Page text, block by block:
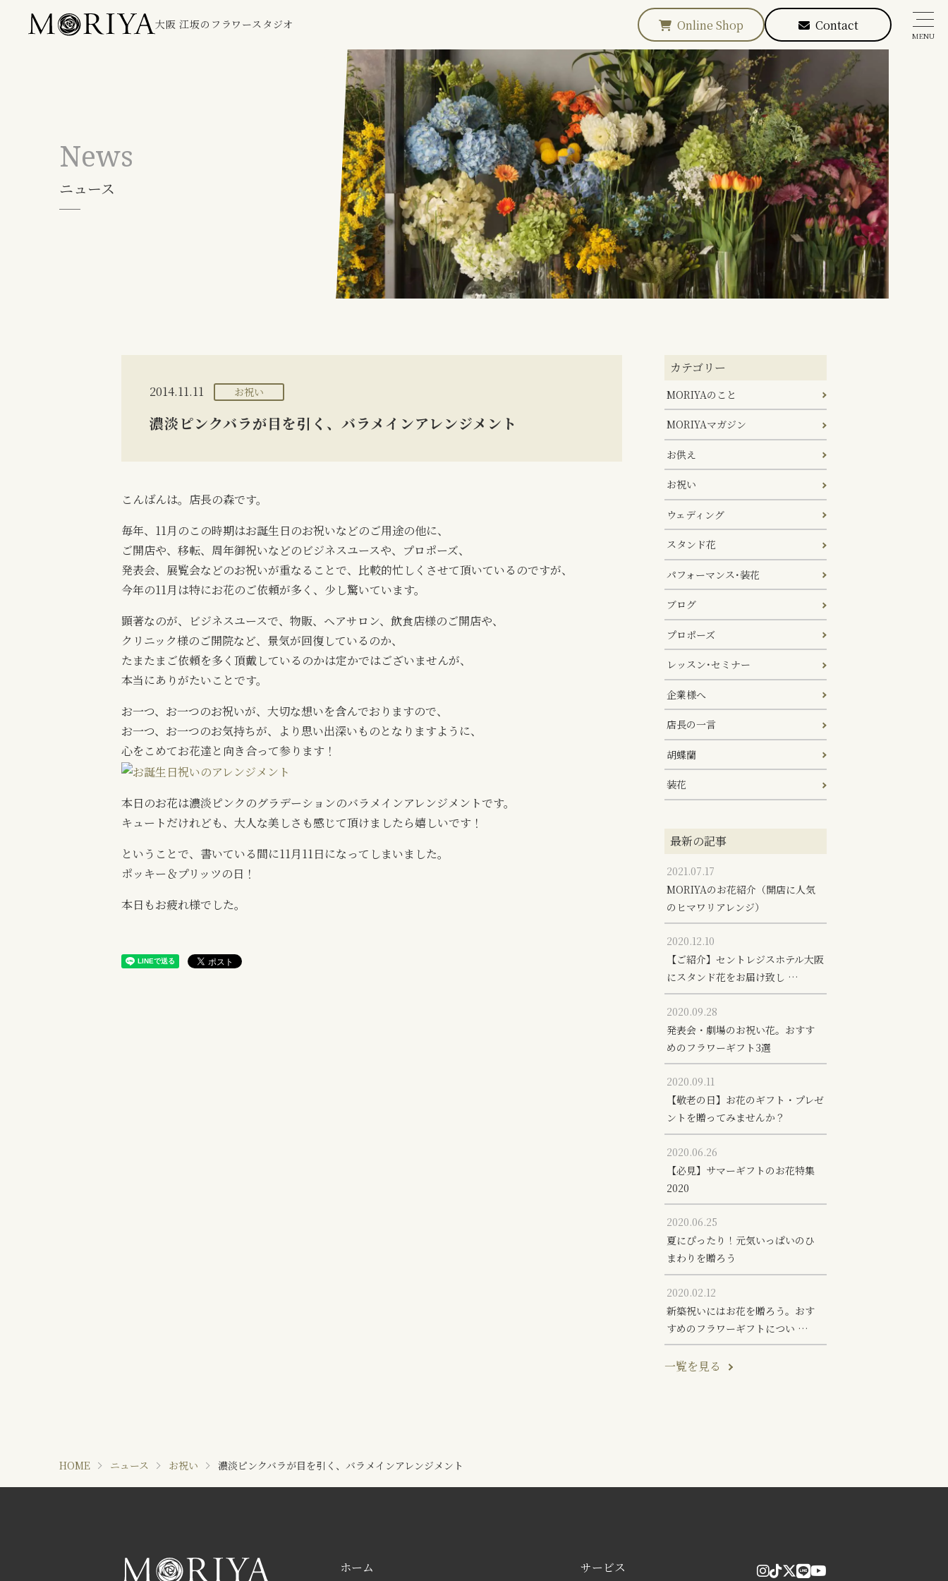
大阪 江坂のフラワースタジオ Online Shop Contact
MENU
News
ニュース
2014.11.11 お祝い
濃淡ピンクバラが目を引く、バラメインアレンジメント
こんばんは。店長の森です。
毎年、11月のこの時期はお誕生日のお祝いなどのご用途の他に、
ご開店や、移転、周年御祝いなどのビジネスユースや、プロポーズ、
発表会、展覧会などのお祝いが重なることで、比較的忙しくさせて頂いているのですが、
今年の11月は特にお花のご依頼が多く、少し驚いています。
顕著なのが、ビジネスユースで、物販、ヘアサロン、飲食店様のご開店や、
クリニック様のご開院など、景気が回復しているのか、
たまたまご依頼を多く頂戴しているのかは定かではございませんが、
本当にありがたいことです。
お一つ、お一つのお祝いが、大切な想いを含んでおりますので、
お一つ、お一つのお気持ちが、より思い出深いものとなりますように、
心をこめてお花達と向き合って参ります！
本日のお花は濃淡ピンクのグラデーションのバラメインアレンジメントです。
キュートだけれども、大人な美しさも感じて頂けましたら嬉しいです！
ということで、書いている間に11月11日になってしまいました。
ポッキー＆プリッツの日！
本日もお疲れ様でした。
カテゴリー
MORIYAのこと
MORIYAマガジン
お供え
お祝い
ウェディング
スタンド花
パフォーマンス･装花
ブログ
プロポーズ
レッスン･セミナー
企業様へ
店長の一言
胡蝶蘭
装花
最新の記事
2021.07.17
MORIYAのお花紹介（開店に人気
のヒマワリアレンジ）
2020.12.10
【ご紹介】セントレジスホテル大阪
にスタンド花をお届け致し …
2020.09.28
発表会・劇場のお祝い花。おすす
めのフラワーギフト3選
2020.09.11
【敬老の日】お花のギフト・プレゼ
ントを贈ってみませんか？
2020.06.26
【必見】サマーギフトのお花特集
2020
2020.06.25
夏にぴったり！元気いっぱいのひ
まわりを贈ろう
2020.02.12
新築祝いにはお花を贈ろう。おす
すめのフラワーギフトについ …
一覧を見る
HOME ニュース お祝い 濃淡ピンクバラが目を引く、バラメインアレンジメント
ホーム サービス